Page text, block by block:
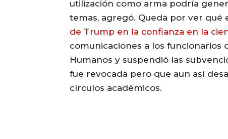
utilización como arma podría
temas, agregó. Queda por ver qué
de Trump en la confianza en la
comunicaciones a los funcionarios
Humanos y suspendió las
fue revocada pero que aun así
círculos académicos.